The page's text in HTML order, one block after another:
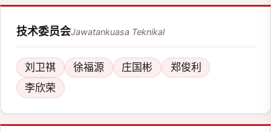
技术委员会Jawatankuasa Teknikal
刘卫祺 徐福源 庄国彬
郑俊利
李欣荣